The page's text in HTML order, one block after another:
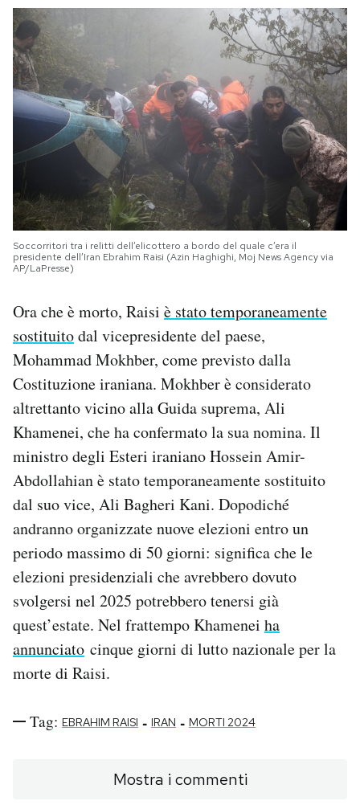
Soccorritori tra i relitti dell’elicottero a bordo del quale c’era il
presidente dell’Iran Ebrahim Raisi (Azin Haghighi, Moj News Agency via
AP/LaPresse)
Ora che è morto, Raisi è stato temporaneamente
sostituitodal vicepresidente del paese,
Mohammad Mokhber, come previsto dalla
Costituzione iraniana. Mokhber è considerato
altrettanto vicino alla Guida suprema, Ali
Khamenei, che ha confermato la sua nomina. Il
ministro degli Esteri iraniano Hossein Amir-
Abdollahian è stato temporaneamente sostituito
dal suo vice, Ali Bagheri Kani. Dopodiché
andranno organizzate nuove elezioni entro un
periodo massimo di 50 giorni: significa che le
elezioni presidenziali che avrebbero dovuto
svolgersi nel 2025 potrebbero tenersi già
quest’estate. Nel frattempo Khamenei ha
annunciato cinque giorni di lutto nazionale per la
morte di Raisi.
Tag: EBRAHIM RAISI - IRAN - MORTI 2024
Mostra i commenti